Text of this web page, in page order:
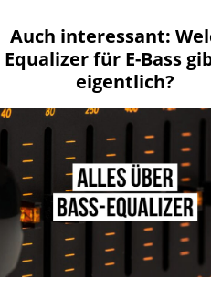
Auch interessant:
Equalizer für E-Bass
eigentlich?